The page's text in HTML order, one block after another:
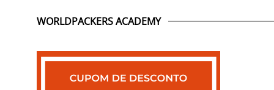
WORLDPACKERS ACADEMY